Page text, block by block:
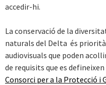
accedir-hi.
La conservació de la
naturals del Delta és
audiovisuals que poden
de requisits que es
Consorci per a la Protecció i